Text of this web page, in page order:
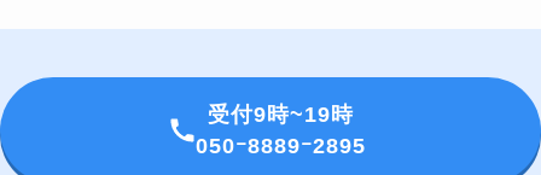
受付9時~19時
050ｰ8889ｰ2895